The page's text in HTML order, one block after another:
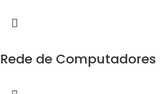
Rede de Computadores